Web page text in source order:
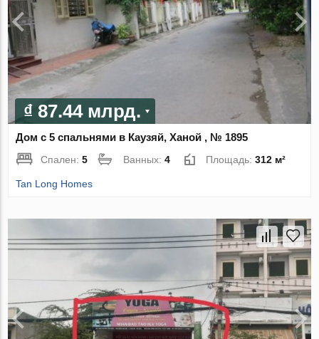
₫ 87.44 млрд.
Дом с 5 спальнями в Каузяй, Ханой , № 1895
Спален:5 Ванных:4 Площадь:312 м²
Tan Long Homes